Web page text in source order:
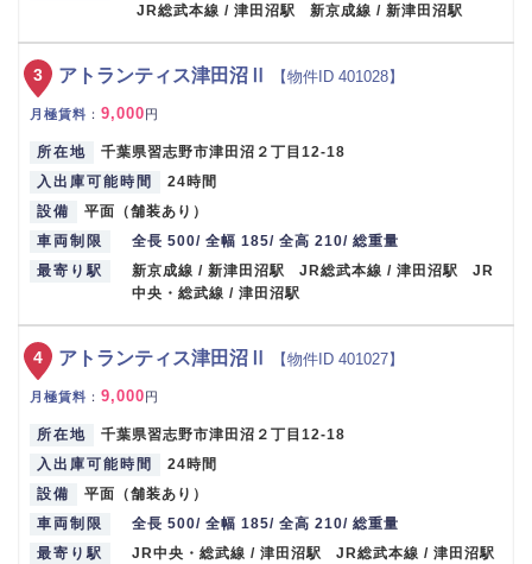
JR総武本線 / 津田沼駅 新京成線 / 新津田沼駅
アトランティス津田沼Ⅱ 【物件ID 401028】
月極賃料 ： 9,000円
所在地
千葉県習志野市津田沼２丁目12-18
入出庫可能時間
24時間
設備
平面（舗装あり）
車両制限
全長 500/ 全幅 185/ 全高 210/ 総重量
最寄り駅
新京成線 / 新津田沼駅 JR総武本線 / 津田沼駅 JR
中央・総武線 / 津田沼駅
3
アトランティス津田沼Ⅱ 【物件ID 401027】
月極賃料 ： 9,000 円
所在地
千葉県習志野市津田沼２丁目12-18
入出庫可能時間
24時間
設備
平面（舗装あり）
車両制限
全長 500/ 全幅 185/ 全高 210/ 総重量
最寄り駅
JR中央・総武線 / 津田沼駅 JR総武本線 / 津田沼駅
4